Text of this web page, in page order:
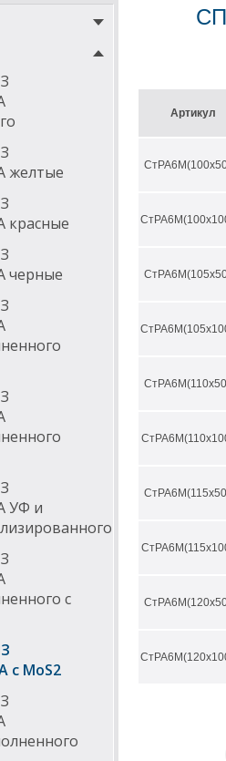
желтые
черные
УФ и
с
MoS2
более
Артикул